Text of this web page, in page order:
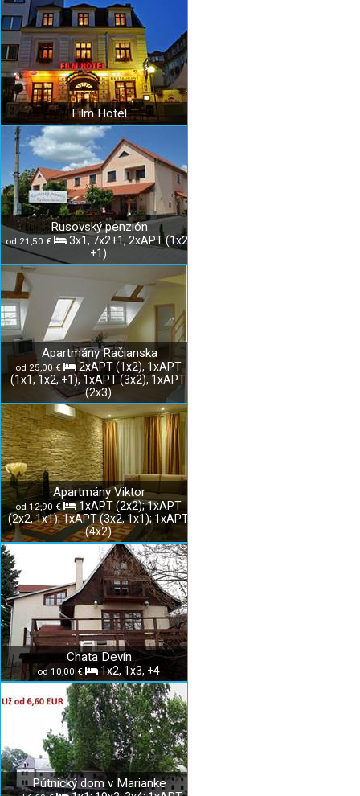
Film Hotel
Rusovský penzión
od 21,50 €
3x1, 7x2+1, 2xAPT (1x2,
+1)
Apartmány Račianska
od 25,00 €
2xAPT (1x2), 1xAPT
(1x1, 1x2, +1), 1xAPT (3x2), 1xAPT
(2x3)
Apartmány Viktor
od 12,90 €
1xAPT (2x2); 1xAPT
(2x2, 1x1); 1xAPT (3x2, 1x1); 1xAPT
(4x2)
Chata Devín
od 10,00 € 1x2, 1x3, +4
Pútnický dom v Marianke